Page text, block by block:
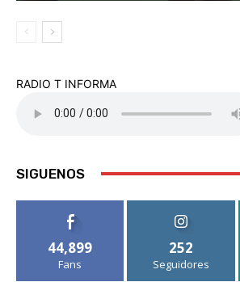
RADIO T INFORMA
SIGUENOS
44,899
Fans
252
Seguidores